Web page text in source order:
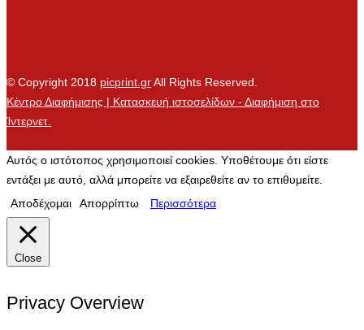
© Copyright 2018 picprint.grAll Rights Reserved.
Κέντρο Διαφήμισης | Κατασκευή ιστοσελίδων - Διαφήμιση στο
Ίντερνετ.
Αυτός ο ιστότοπος χρησιμοποιεί cookies. Υποθέτουμε ότι είστε
εντάξει με αυτό, αλλά μπορείτε να εξαιρεθείτε αν το επιθυμείτε.
Αποδέχομαι
Απορρίπτω Περισσότερα
Close
Privacy Overview